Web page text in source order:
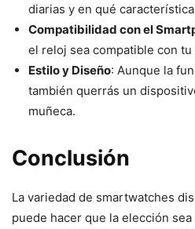
diarias y en qué
Compatibilidad con el
el reloj sea compatible con
Estilo y Diseño: Aunque la
también querrás un
muñeca.
Conclusión
La variedad de smartwatches
puede hacer que la elección